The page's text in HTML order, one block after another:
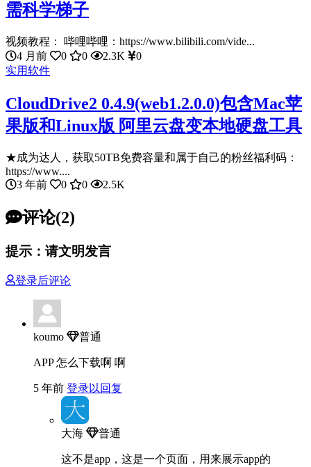
需科学梯子
视频教程： 哔哩哔哩：https://www.bilibili.com/vide...
4 月前
0 0 2.3K
0
实用软件
CloudDrive2 0.4.9(web1.2.0.0)包含Mac苹
果版和Linux版 阿里云盘变本地硬盘工具
★成为达人，获取50TB免费容量和属于自己的粉丝福利码：
https://www....
3 年前
0 0 2.5K
评论(2)
提示：请文明发言
登录后评论
koumo 普通
APP 怎么下载啊 啊
5 年前 登录以回复
大海 普通
这不是app，这是一个页面，用来展示app的